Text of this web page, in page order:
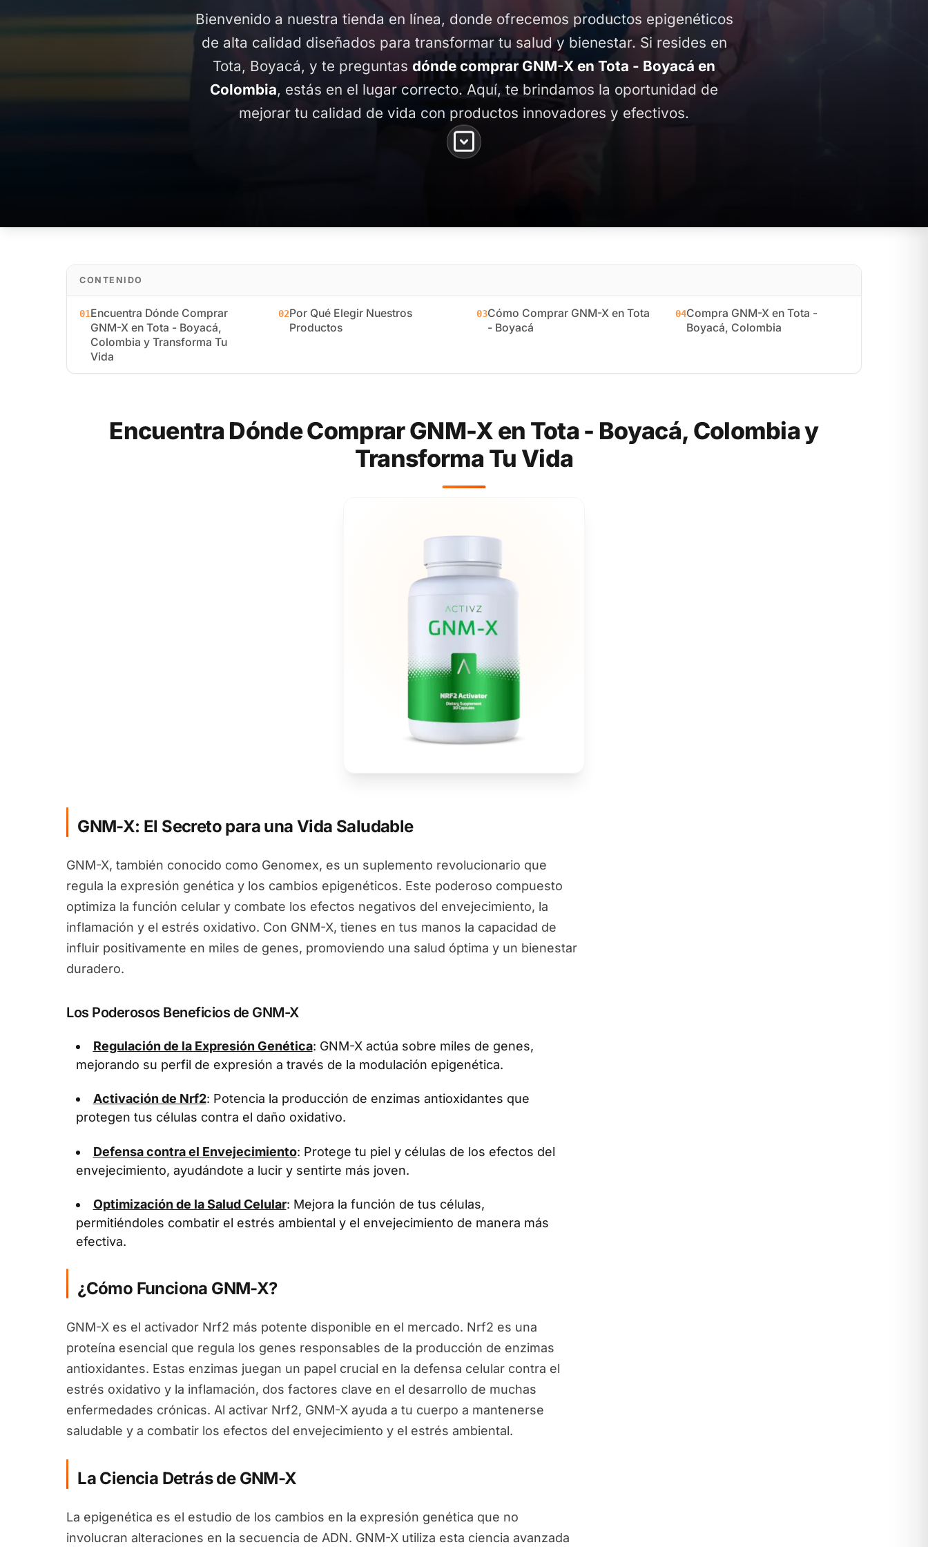
Bienvenido a nuestra tienda en línea, donde ofrecemos productos epigenéticos
de alta calidad diseñados para transformar tu salud y bienestar. Si resides en
Tota, Boyacá, y te preguntas dónde comprar GNM-X en Tota - Boyacá en
Colombia, estás en el lugar correcto. Aquí, te brindamos la oportunidad de
mejorar tu calidad de vida con productos innovadores y efectivos.
CONTENIDO
01Encuentra Dónde Comprar
GNM-X en Tota - Boyacá,
Colombia y Transforma Tu
Vida
02Por Qué Elegir Nuestros
Productos
03Cómo Comprar GNM-X en Tota
- Boyacá
04Compra GNM-X en Tota -
Boyacá, Colombia
Encuentra Dónde Comprar GNM-X en Tota - Boyacá, Colombia y
Transforma Tu Vida
GNM-X: El Secreto para una Vida Saludable
GNM-X, también conocido como Genomex, es un suplemento revolucionario que
regula la expresión genética y los cambios epigenéticos. Este poderoso compuesto
optimiza la función celular y combate los efectos negativos del envejecimiento, la
inflamación y el estrés oxidativo. Con GNM-X, tienes en tus manos la capacidad de
influir positivamente en miles de genes, promoviendo una salud óptima y un bienestar
duradero.
Los Poderosos Beneficios de GNM-X
Regulación de la Expresión Genética: GNM-X actúa sobre miles de genes,
mejorando su perfil de expresión a través de la modulación epigenética.
Activación de Nrf2: Potencia la producción de enzimas antioxidantes que
protegen tus células contra el daño oxidativo.
Defensa contra el Envejecimiento: Protege tu piel y células de los efectos del
envejecimiento, ayudándote a lucir y sentirte más joven.
Optimización de la Salud Celular: Mejora la función de tus células,
permitiéndoles combatir el estrés ambiental y el envejecimiento de manera más
efectiva.
¿Cómo Funciona GNM-X?
GNM-X es el activador Nrf2 más potente disponible en el mercado. Nrf2 es una
proteína esencial que regula los genes responsables de la producción de enzimas
antioxidantes. Estas enzimas juegan un papel crucial en la defensa celular contra el
estrés oxidativo y la inflamación, dos factores clave en el desarrollo de muchas
enfermedades crónicas. Al activar Nrf2, GNM-X ayuda a tu cuerpo a mantenerse
saludable y a combatir los efectos del envejecimiento y el estrés ambiental.
La Ciencia Detrás de GNM-X
La epigenética es el estudio de los cambios en la expresión genética que no
involucran alteraciones en la secuencia de ADN. GNM-X utiliza esta ciencia avanzada